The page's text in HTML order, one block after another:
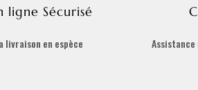
ligne Sécurisé
livraison en espèce